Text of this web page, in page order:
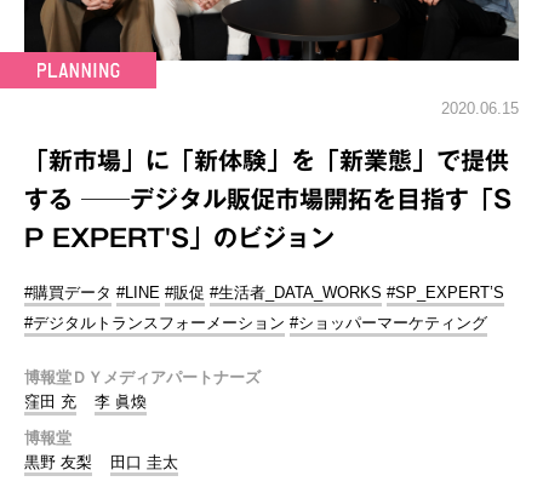
2020.06.15
「新市場」に「新体験」を「新業態」で提供
する ──デジタル販促市場開拓を目指す「S
P EXPERT'S」のビジョン
#購買データ #LINE #販促 #生活者_DATA_WORKS #SP_EXPERT’S
#デジタルトランスフォーメーション #ショッパーマーケティング
博報堂ＤＹメディアパートナーズ
窪田 充
李 眞煥
博報堂
黒野 友梨
田口 圭太